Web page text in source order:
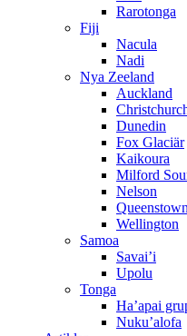
Rarotonga
Fiji
Nacula
Nadi
Nya Zeeland
Auckland
Dunedin
Fox Glaciär
Kaikoura
Milford
Nelson
Queenstown
Wellington
Samoa
Savai’i
Upolu
Tonga
Ha’apai
Nuku’alofa